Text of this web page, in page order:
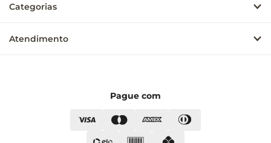
Categorias
Atendimento
Pague com